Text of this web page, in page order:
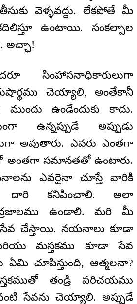
వెళ్ళవద్దు. లేకపోతే మీ
కదిలిస్తూ ఉంటాయి. సంకల్పాల
అచ్ఛా!
సింహాసనాధికారులుగా
చెయ్యాలి, అంతేకానీ
ఉండేందుకు కాదు.
ఉన్నప్పుడే అప్పుడు
అవుతారు. ఎవరు ఎంతగా
అంతగా సమానతతో ఉంటారు.
ఎవరైనా చూస్తే వారికి
దారి కనిపించాలి. అలా
ఉండాలి. మరి మీ
చేస్తాయి. నయనాలు కూడా
మస్తకము కూడా సేవ
ఏమి చూపిస్తుంది, ఆత్మలనా?
తండ్రి పరిచయము
సేవను చెయ్యాలి. అప్పుడే